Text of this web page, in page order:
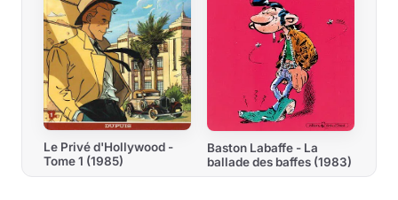
Le Privé d'Hollywood -
Tome 1 (1985)
Baston Labaffe - La
ballade des baffes (1983)